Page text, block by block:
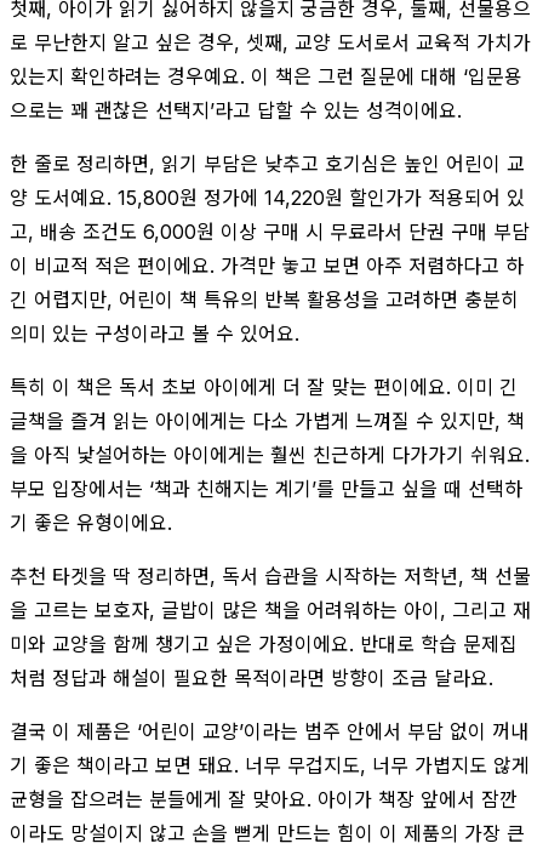
첫째, 아이가 읽기 싫어하지 않을지 궁금한 경우, 둘째, 선물용으
로 무난한지 알고 싶은 경우, 셋째, 교양 도서로서 교육적 가치가
있는지 확인하려는 경우예요. 이 책은 그런 질문에 대해 ‘입문용
으로는 꽤 괜찮은 선택지’라고 답할 수 있는 성격이에요.
한 줄로 정리하면, 읽기 부담은 낮추고 호기심은 높인 어린이 교
양 도서예요. 15,800원 정가에 14,220원 할인가가 적용되어 있
고, 배송 조건도 6,000원 이상 구매 시 무료라서 단권 구매 부담
이 비교적 적은 편이에요. 가격만 놓고 보면 아주 저렴하다고 하
긴 어렵지만, 어린이 책 특유의 반복 활용성을 고려하면 충분히
의미 있는 구성이라고 볼 수 있어요.
특히 이 책은 독서 초보 아이에게 더 잘 맞는 편이에요. 이미 긴
글책을 즐겨 읽는 아이에게는 다소 가볍게 느껴질 수 있지만, 책
을 아직 낯설어하는 아이에게는 훨씬 친근하게 다가가기 쉬워요.
부모 입장에서는 ‘책과 친해지는 계기’를 만들고 싶을 때 선택하
기 좋은 유형이에요.
추천 타겟을 딱 정리하면, 독서 습관을 시작하는 저학년, 책 선물
을 고르는 보호자, 글밥이 많은 책을 어려워하는 아이, 그리고 재
미와 교양을 함께 챙기고 싶은 가정이에요. 반대로 학습 문제집
처럼 정답과 해설이 필요한 목적이라면 방향이 조금 달라요.
결국 이 제품은 ‘어린이 교양’이라는 범주 안에서 부담 없이 꺼내
기 좋은 책이라고 보면 돼요. 너무 무겁지도, 너무 가볍지도 않게
균형을 잡으려는 분들에게 잘 맞아요. 아이가 책장 앞에서 잠깐
이라도 망설이지 않고 손을 뻗게 만드는 힘이 이 제품의 가장 큰